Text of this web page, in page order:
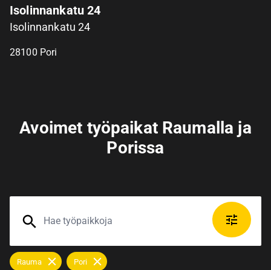
Isolinnankatu 24
Isolinnankatu 24
28100 Pori
Avoimet työpaikat Raumalla ja
Porissa
Rauma Pori